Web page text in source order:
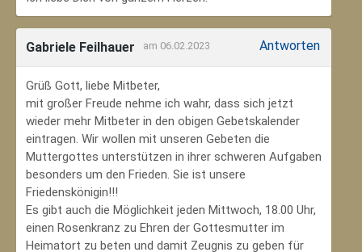
Gabriele Feilhauer am 06.02.2023 Antworten
Grüß Gott, liebe Mitbeter,
mit großer Freude nehme ich wahr, dass sich jetzt
wieder mehr Mitbeter in den obigen Gebetskalender
eintragen. Wir wollen mit unseren Gebeten die
Muttergottes unterstützen in ihrer schweren Aufgaben
besonders um den Frieden. Sie ist unsere
Friedenskönigin!!!
Es gibt auch die Möglichkeit jeden Mittwoch, 18.00 Uhr,
einen Rosenkranz zu Ehren der Gottesmutter im
Heimatort zu beten und damit Zeugnis zu geben für